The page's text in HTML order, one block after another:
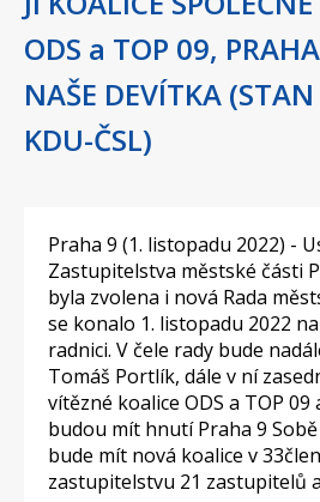
ODS a TOP 09,
NAŠE DEVÍTKA
KDU-ČSL)
Praha 9 (1. listopadu 2022) -
Zastupitelstva městské části
byla zvolena i nová Rada
se konalo 1. listopadu 2022
radnici. V čele rady bude
Tomáš Portlík, dále v ní
vítězné koalice ODS a TOP
budou mít hnutí Praha 9 Sobě
bude mít nová koalice v
zastupitelstvu 21 zastupitelů